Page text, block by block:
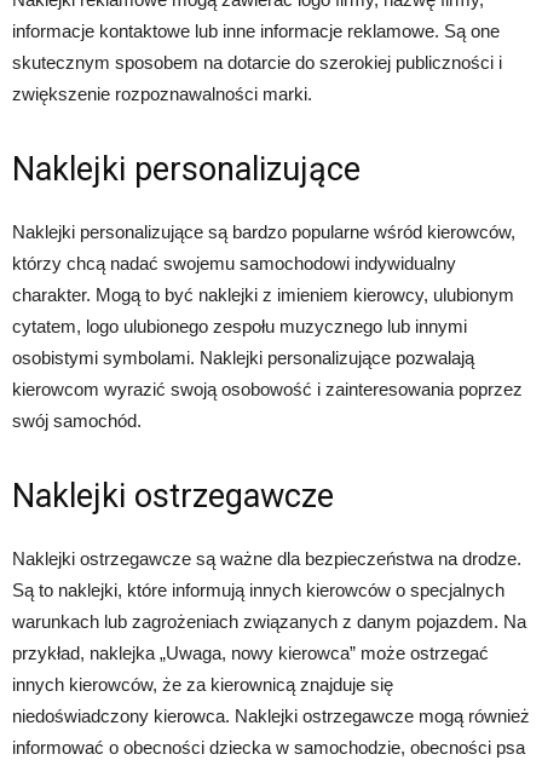
informacje kontaktowe lub inne informacje reklamowe. Są one
skutecznym sposobem na dotarcie do szerokiej publiczności i
zwiększenie rozpoznawalności marki.
Naklejki personalizujące
Naklejki personalizujące są bardzo popularne wśród kierowców,
którzy chcą nadać swojemu samochodowi indywidualny
charakter. Mogą to być naklejki z imieniem kierowcy, ulubionym
cytatem, logo ulubionego zespołu muzycznego lub innymi
osobistymi symbolami. Naklejki personalizujące pozwalają
kierowcom wyrazić swoją osobowość i zainteresowania poprzez
swój samochód.
Naklejki ostrzegawcze
Naklejki ostrzegawcze są ważne dla bezpieczeństwa na drodze.
Są to naklejki, które informują innych kierowców o specjalnych
warunkach lub zagrożeniach związanych z danym pojazdem. Na
przykład, naklejka „Uwaga, nowy kierowca” może ostrzegać
innych kierowców, że za kierownicą znajduje się
niedoświadczony kierowca. Naklejki ostrzegawcze mogą również
informować o obecności dziecka w samochodzie, obecności psa